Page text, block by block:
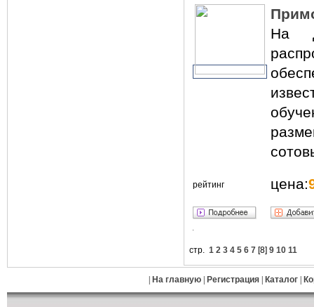
На
рейтинг цена:
стр. 1 2 3 4 5 6 7 [8] 9 10 11
На главную| Регистрация| Каталог|